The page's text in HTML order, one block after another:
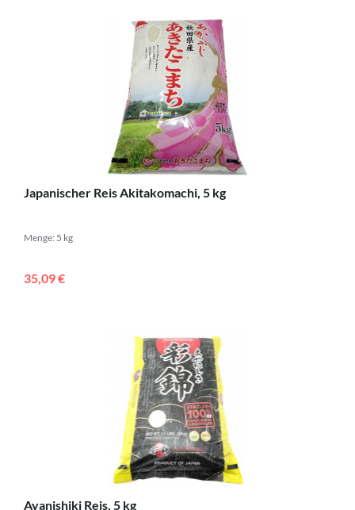
Japanischer Reis Akitakomachi, 5 kg
Menge: 5 kg
35,09 €
Ayanishiki Reis, 5 kg